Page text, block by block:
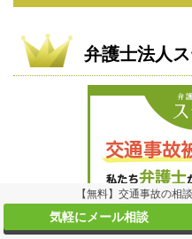
弁護士法人
【無料】交通事故の相
気軽にメール相談